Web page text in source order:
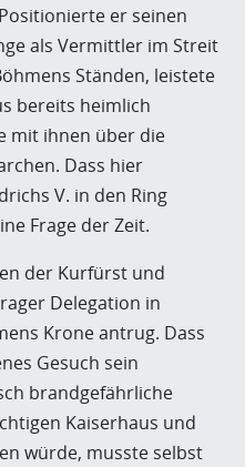
er seinen
als Vermittler im Streit
Ständen, leistete
bereits heimlich
mit ihnen über die
Dass hier
V. in den Ring
Frage der Zeit.
der Kurfürst und
Delegation in
Krone antrug. Dass
Gesuch sein
brandgefährliche
Kaiserhaus und
würde, musste selbst